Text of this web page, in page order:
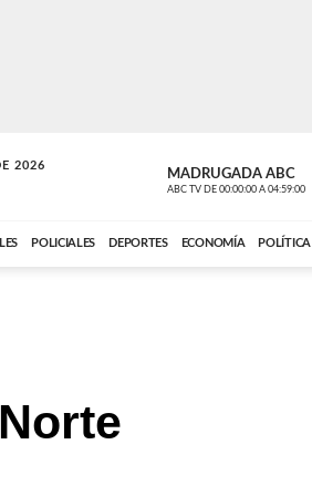
2026
MADRUGADA ABC
ABC TV DE 00:00:00 A 04:59:00
POLICIALES DEPORTES ECONOMÍA POLÍTICA